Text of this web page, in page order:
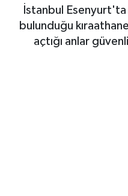
İstanbul Esenyurt'ta
bulunduğu
açtığı anlar
EKONOMİ
Tüm Manşetler